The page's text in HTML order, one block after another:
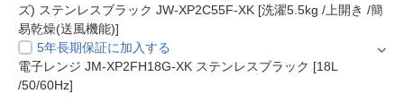
ズ) ステンレスブラック JW-XP2C55F-XK [洗濯5.5kg /上開き /簡
易乾燥(送風機能)]
5年長期保証に加入する
電子レンジ JM-XP2FH18G-XK ステンレスブラック [18L
/50/60Hz]